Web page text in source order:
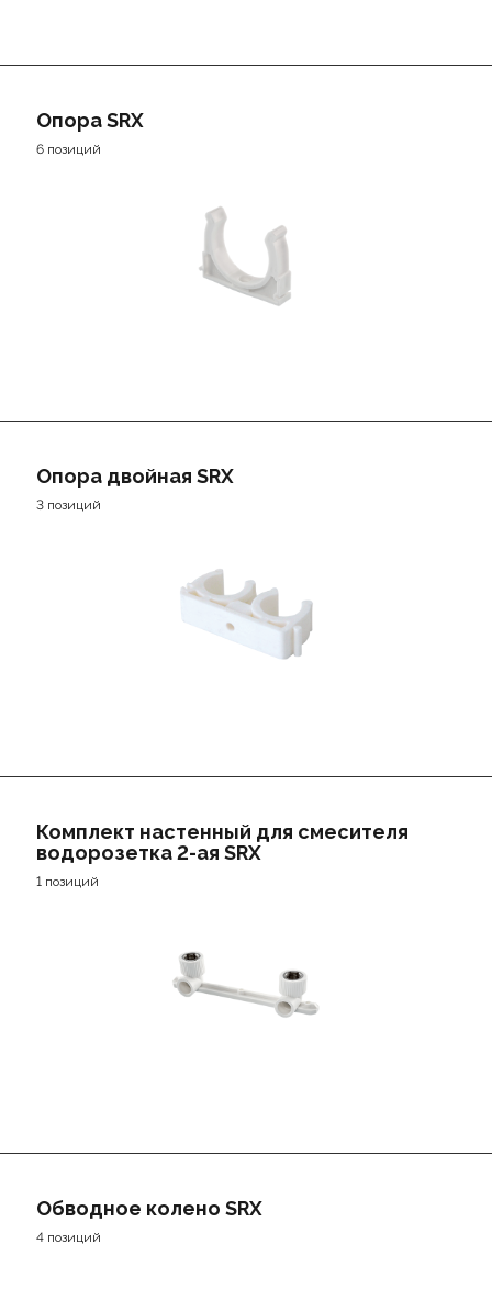
Опора SRX
6 позиций
Опора двойная SRX
3 позиций
Комплект настенный для смесителя
водорозетка 2-ая SRX
1 позиций
Обводное колено SRX
4 позиций